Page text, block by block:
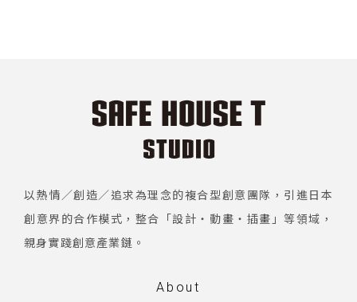
以熱情／創造／追求為理念的複合型創意團隊，引進日本
創意界的合作模式，整合「設計・動畫・插畫」等領域，
親身實踐創意產業鏈。
About